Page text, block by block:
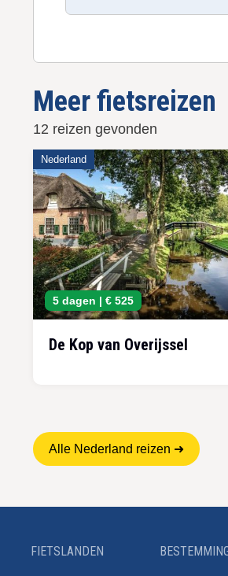
Meer fietsreizen
12 reizen gevonden
5 dagen | € 525
De Kop van Overijssel
Nederland
Alle Nederland reizen ➜
FIETSLANDEN